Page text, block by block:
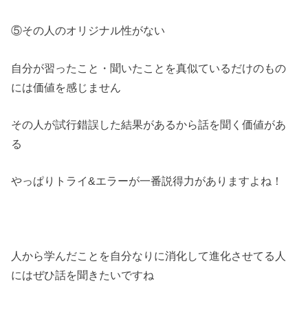
⑤その人のオリジナル性がない
自分が習ったこと・聞いたことを真似ているだけのもの
には価値を感じません
その人が試行錯誤した結果があるから話を聞く価値があ
る
やっぱりトライ&エラーが一番説得力がありますよね！
人から学んだことを自分なりに消化して進化させてる人
にはぜひ話を聞きたいですね